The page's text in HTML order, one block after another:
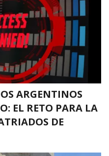
ARGENTINOS
EL RETO PARA LA
DE